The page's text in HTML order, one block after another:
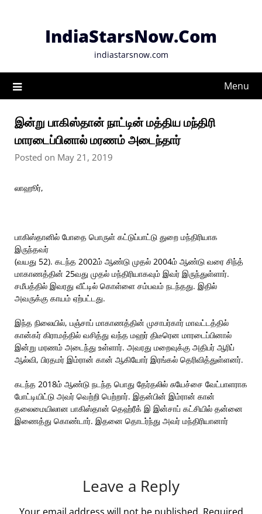
IndiaStarsNow.Com
indiastarsnow.com
Menu
இன்று பாகிஸ்தான் நாட்டின் மத்திய மந்திரி
மாரடைப்பினால் மரணம் அடைந்தார்
Posted on May 21, 2019
லாஹூர்,
பாகிஸ்தானில் போதை பொருள் கட்டுப்பாட்டு துறை மந்திரியாக
இருந்தவர்
(வயது 52). கடந்த 2002ம் ஆண்டு முதல் 2004ம் ஆண்டு வரை சிந்த்
மாகாணத்தின் 25வது முதல் மந்திரியாகவும் இவர் இருந்துள்ளார்.
சமீபத்தில் இவரது வீட்டில் கொள்ளை சம்பவம் நடந்தது. இதில்
அவருக்கு காயம் ஏற்பட்டது.
இந்த நிலையில், பஞ்சாப் மாகாணத்தின் முசாபர்கார் மாவட்டத்தில்
கான்கர் கிராமத்தில் வசித்து வந்த மஹர் திடீரென மாரடைப்பினால்
இன்று மரணம் அடைந்து உள்ளார். அவரது மறைவுக்கு அதிபர் ஆரிப்
ஆல்வி, பிரதமர் இம்ரான் கான் ஆகியோர் இரங்கல் தெரிவித்துள்ளனர்.
கடந்த 2018ம் ஆண்டு நடந்த பொது தேர்தலில் சுயேச்சை வேட்பாளராக
போட்டியிட்டு அவர் வெற்றி பெற்றார். இதன்பின் இம்ரான் கான்
தலைமையிலான பாகிஸ்தான் தெஹ்ரீக் இ இன்சாப் கட்சியில் தன்னை
இணைத்து கொண்டார். இதனை தொடர்ந்து அவர் மந்திரியானார்
Leave a Reply